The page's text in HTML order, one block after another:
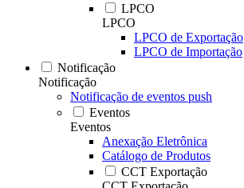
LPCO
LPCO
LPCO de Exportação
LPCO de Importação
Notificação
Notificação
Notificação de eventos push
Eventos
Eventos
Anexação Eletrônica
Catálogo de Produtos
CCT Exportação